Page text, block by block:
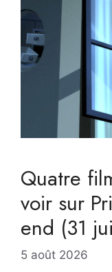
Quatre
voir sur
end (31
5 août 2026